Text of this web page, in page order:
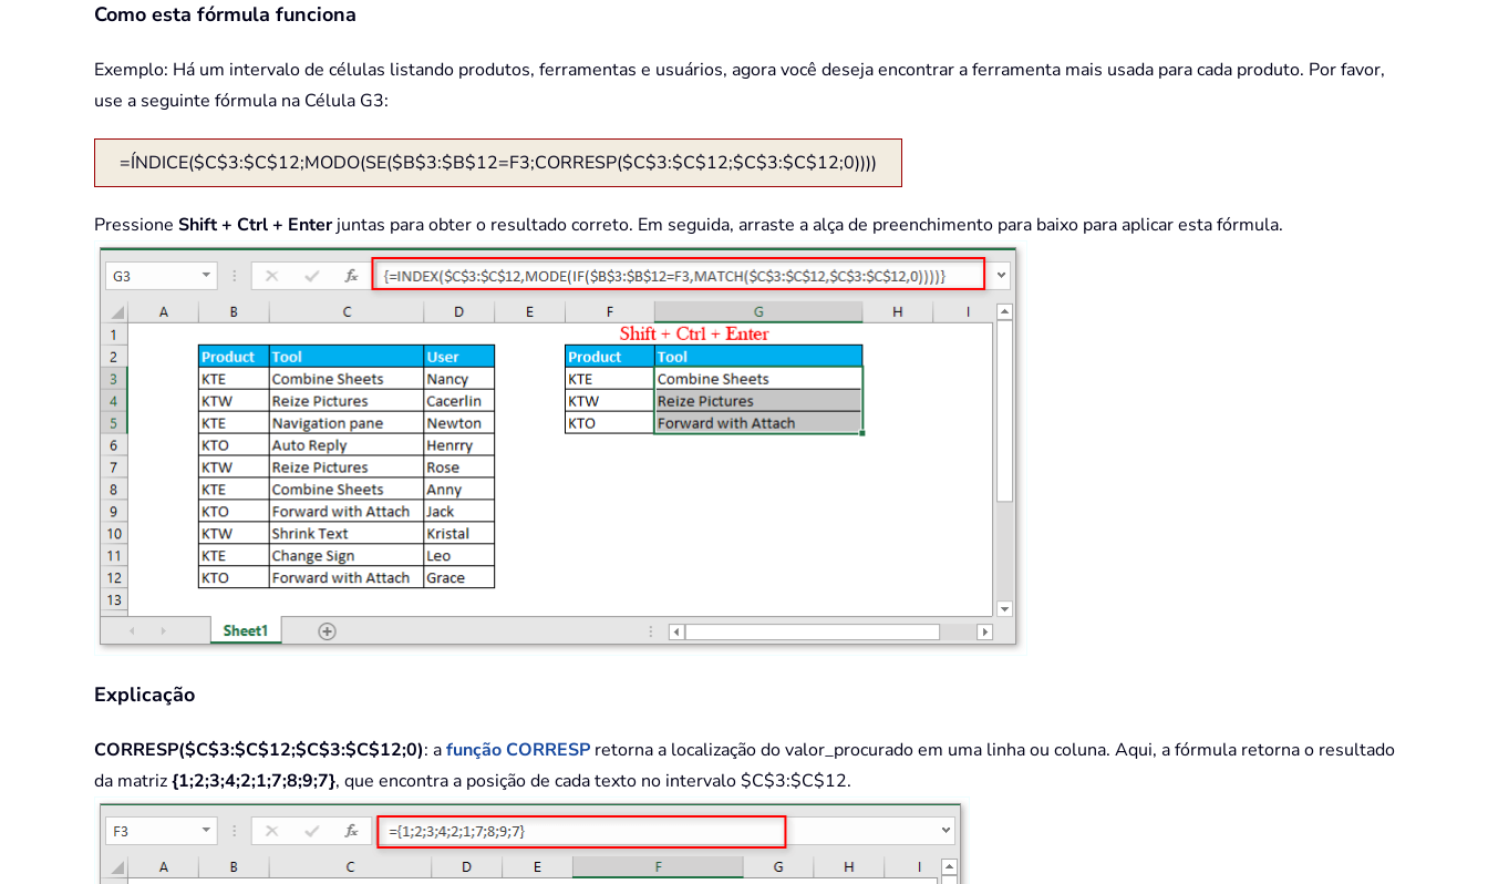
Como esta fórmula funciona
Exemplo: Há um intervalo de células listando produtos, ferramentas e usuários, agora você deseja encontrar a ferramenta mais usada para cada produto. Por favor,
use a seguinte fórmula na Célula G3:
=ÍNDICE($C$3:$C$12;MODO(SE($B$3:$B$12=F3;CORRESP($C$3:$C$12;$C$3:$C$12;0))))
Pressione Shift + Ctrl + Enterjuntas para obter o resultado correto. Em seguida, arraste a alça de preenchimento para baixo para aplicar esta fórmula.
Explicação
CORRESP($C$3:$C$12;$C$3:$C$12;0): afunção CORRESP retorna a localização do valor_procurado em uma linha ou coluna. Aqui, a fórmula retorna o resultado
da matriz{1;2;3;4;2;1;7;8;9;7}, que encontra a posição de cada texto no intervalo $C$3:$C$12.